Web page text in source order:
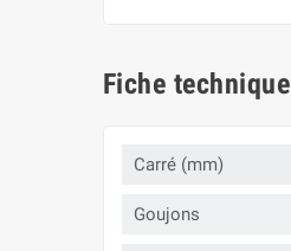
Fiche technique
Carré (mm)
Goujons